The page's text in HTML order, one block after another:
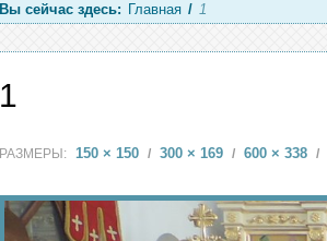
Вы сейчас здесь: Главная / 1
1
РАЗМЕРЫ: 150 × 150 / 300 × 169 / 600 × 338 /